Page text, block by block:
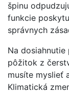
špinu
funkcie
správnych
Na
pôžitok z
musíte myslieť
Klimatická